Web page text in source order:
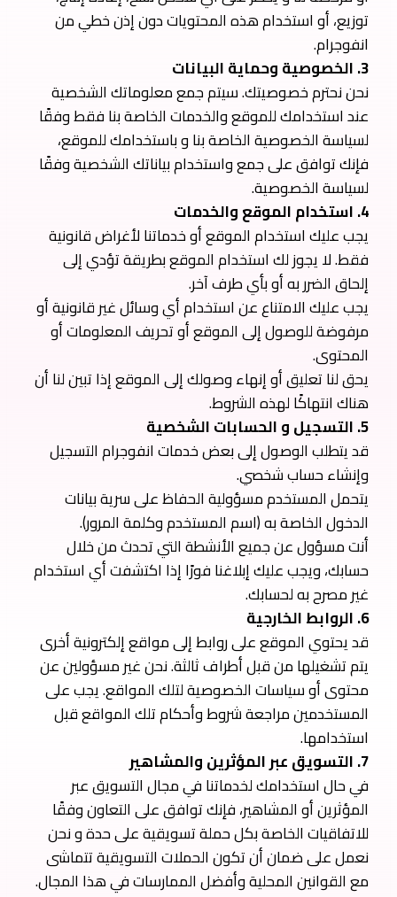
توزيع، أو استخدام هذه المحتويات دون إذن خطي من
انفوجرام.
3. الخصوصية وحماية البيانات
نحن نحترم خصوصيتك. سيتم جمع معلوماتك الشخصية
عند استخدامك للموقع والخدمات الخاصة بنا فقط وفقًا
لسياسة الخصوصية الخاصة بنا و باستخدامك للموقع،
فإنك توافق على جمع واستخدام بياناتك الشخصية وفقًا
لسياسة الخصوصية.
4. استخدام الموقع والخدمات
يجب عليك استخدام الموقع أو خدماتنا لأغراض قانونية
فقط. لا يجوز لك استخدام الموقع بطريقة تؤدي إلى
إلحاق الضرر به أو بأي طرف آخر.
يجب عليك الامتناع عن استخدام أي وسائل غير قانونية أو
مرفوضة للوصول إلى الموقع أو تحريف المعلومات أو
المحتوى.
يحق لنا تعليق أو إنهاء وصولك إلى الموقع إذا تبين لنا أن
هناك انتهاكًا لهذه الشروط.
5. التسجيل و الحسابات الشخصية
قد يتطلب الوصول إلى بعض خدمات انفوجرام التسجيل
وإنشاء حساب شخصي.
يتحمل المستخدم مسؤولية الحفاظ على سرية بيانات
الدخول الخاصة به (اسم المستخدم وكلمة المرور).
أنت مسؤول عن جميع الأنشطة التي تحدث من خلال
حسابك، ويجب عليك إبلاغنا فورًا إذا اكتشفت أي استخدام
غير مصرح به لحسابك.
6. الروابط الخارجية
قد يحتوي الموقع على روابط إلى مواقع إلكترونية أخرى
يتم تشغيلها من قبل أطراف ثالثة. نحن غير مسؤولين عن
محتوى أو سياسات الخصوصية لتلك المواقع. يجب على
المستخدمين مراجعة شروط وأحكام تلك المواقع قبل
استخدامها.
7. التسويق عبر المؤثرين والمشاهير
في حال استخدامك لخدماتنا في مجال التسويق عبر
المؤثرين أو المشاهير، فإنك توافق على التعاون وفقًا
للاتفاقيات الخاصة بكل حملة تسويقية على حدة و نحن
نعمل على ضمان أن تكون الحملات التسويقية تتماشى
مع القوانين المحلية وأفضل الممارسات في هذا المجال.